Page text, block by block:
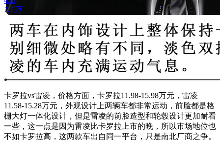
卡罗拉vs雷凌，价格方面，卡罗拉11.98-15.98万元，雷凌
11.58-15.28万元，外观设计上两辆车都非常运动，前脸都是格
栅大灯一体化设计，但是雷凌的前脸造型和轮毂设计更加耐看
一些，这一点是因为雷凌比卡罗拉上市的晚，所以市场地位也
不如卡罗拉高，这两款车出自同一平台，只是南北厂商之争。
1.1万